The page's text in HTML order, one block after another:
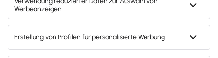
Mach's dir leicht und gib deinem Business den
entscheidenden Push – mit unserer Software für
Buchhaltung & Lohn.